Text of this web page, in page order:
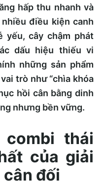
hấp thu nhanh và
điều kiện canh
yếu, cây chậm phát
dấu hiệu thiếu vi
những sản phẩm
trò như “chìa khóa
hồi cân bằng dinh
nhưng bền vững.
thái
của giải
đối